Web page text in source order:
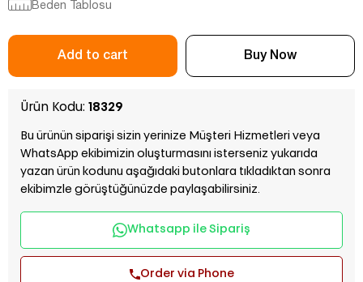
Beden Tablosu
Ürün Kodu: 18329
Bu ürünün siparişi sizin yerinize Müşteri Hizmetleri veya
WhatsApp ekibimizin oluşturmasını isterseniz yukarıda
yazan ürün kodunu aşağıdaki butonlara tıkladıktan sonra
ekibimzle görüştüğünüzde paylaşabilirsiniz.
Whatsapp ile Sipariş
Order via Phone